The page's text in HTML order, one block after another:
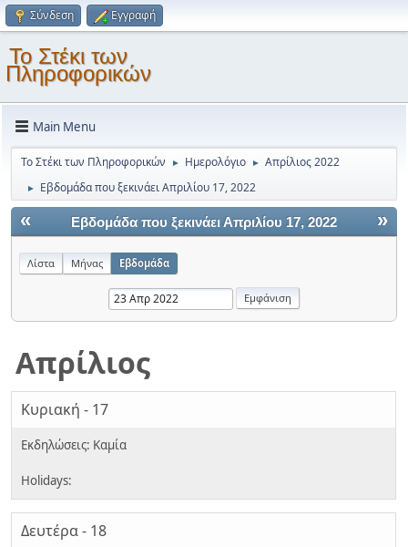
Σύνδεση Εγγραφή
Το Στέκι των
Πληροφορικών
Main Menu
Το Στέκι των Πληροφορικών ► Ημερολόγιο ► Απρίλιος 2022
► Εβδομάδα που ξεκινάει Απριλίου 17, 2022
« »
Εβδομάδα που ξεκινάει Απριλίου 17, 2022
Λίστα Μήνας Εβδομάδα
Απρίλιος
Κυριακή - 17
Δευτέρα - 18